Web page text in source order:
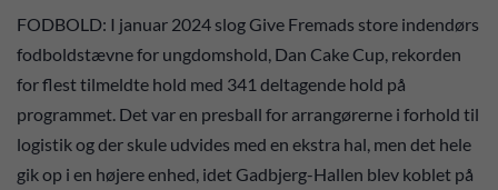
FODBOLD: I januar 2024 slog Give Fremads store indendørs
fodboldstævne for ungdomshold, Dan Cake Cup, rekorden
for flest tilmeldte hold med 341 deltagende hold på
programmet. Det var en presball for arrangørerne i forhold til
logistik og der skule udvides med en ekstra hal, men det hele
gik op i en højere enhed, idet Gadbjerg-Hallen blev koblet på